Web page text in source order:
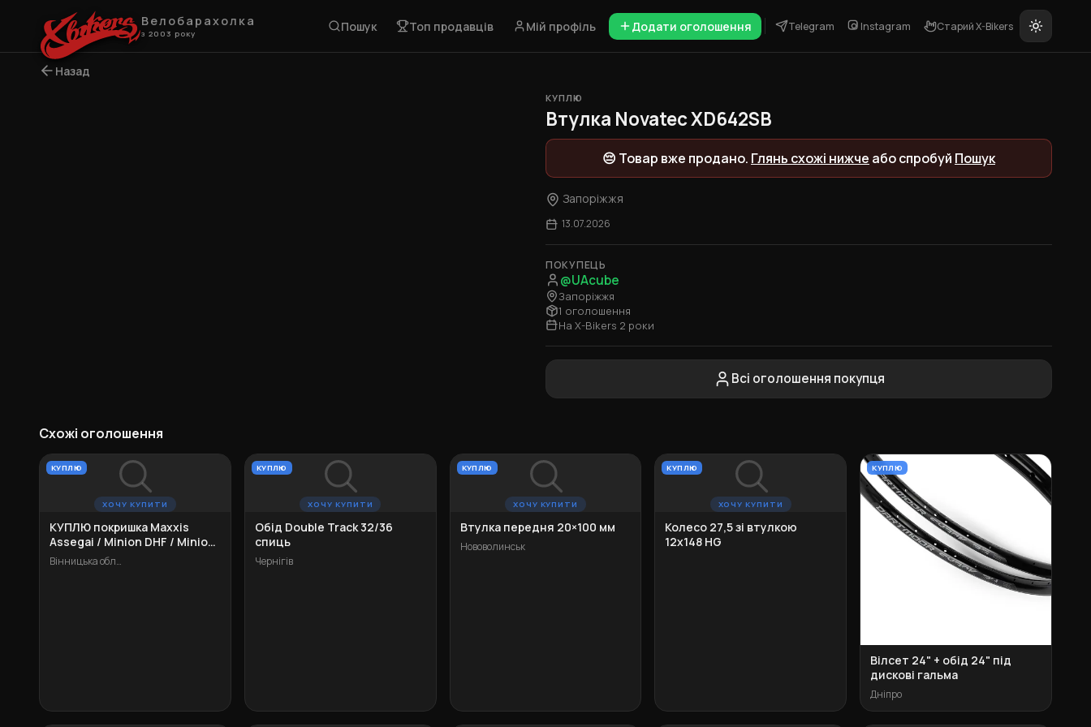
Велобарахолка
з 2003 року Пошук Топ продавців Мій профіль Додати оголошення Telegram Instagram Старий X-Bikers
Назад
КУПЛЮ
Втулка Novatec XD642SB
😔 Товар вже продано. Глянь схожі нижче або спробуй Пошук
Запоріжжя
13.07.2026
ПОКУПЕЦЬ
@UAcube
Запоріжжя
1 оголошення
На X-Bikers 2 роки
Всі оголошення покупця
Схожі оголошення
ХОЧУ КУПИТИ
КУПЛЮ
КУПЛЮ покришка Maxxis
Assegai / Minion DHF / Minion
DHR II 26"
Вінницька область
ХОЧУ КУПИТИ
КУПЛЮ
Обід Double Track 32/36
спиць
Чернігів
ХОЧУ КУПИТИ
КУПЛЮ
Втулка передня 20×100 мм
Нововолинськ
ХОЧУ КУПИТИ
КУПЛЮ
Колесо 27,5 зі втулкою
12х148 HG
КУПЛЮ
Вілсет 24" + обід 24" під
дискові гальма
Дніпро